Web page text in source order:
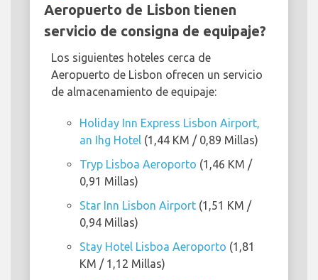
Aeropuerto de Lisbon tienen
servicio de consigna de equipaje?
Los siguientes hoteles cerca de
Aeropuerto de Lisbon ofrecen un servicio
de almacenamiento de equipaje:
Holiday Inn Express Lisbon Airport,
an Ihg Hotel (1,44 KM / 0,89 Millas)
Tryp Lisboa Aeroporto (1,46 KM /
0,91 Millas)
Star Inn Lisbon Airport (1,51 KM /
0,94 Millas)
Stay Hotel Lisboa Aeroporto (1,81
KM / 1,12 Millas)